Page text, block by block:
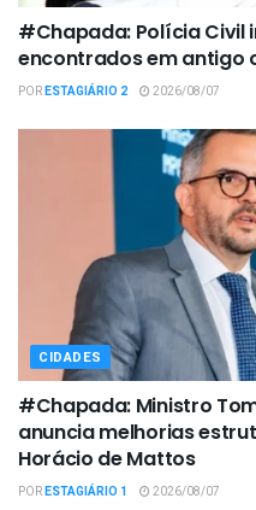
#Chapada: Polícia Civil
encontrados em antigo
PORESTAGIÁRIO 2 2026/08/07
CIDADES
#Chapada: Ministro
anuncia melhorias
Horácio de Mattos
PORESTAGIÁRIO 1 2026/08/07